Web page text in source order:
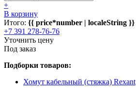
+
В корзину
Итого: {{ price*number | localeString }}
+7 391 278-76-76
Уточнить цену
Под заказ
Подборки товаров:
Хомут кабельный (стяжка) Rexant